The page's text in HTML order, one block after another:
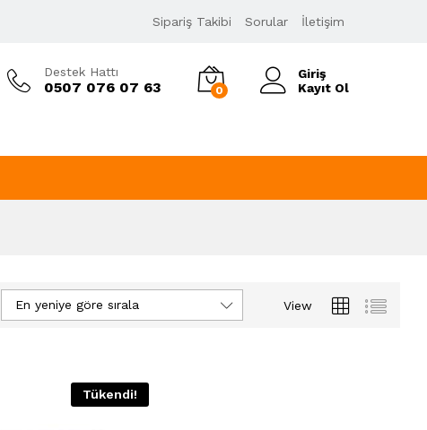
Sipariş Takibi Sorular İletişim
Destek Hattı
0507 076 07 63 0
Giriş
Kayıt Ol
View
En yeniye göre sırala
Tükendi!